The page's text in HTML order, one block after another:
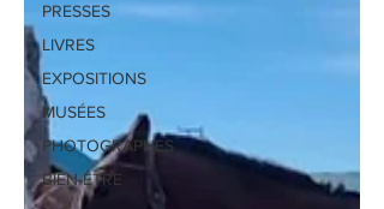
PRESSES
LIVRES
EXPOSITIONS
MUSÉES
PHOTOGRAPHES
BIEN-ÊTRE